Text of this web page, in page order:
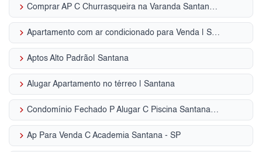
keyboard_arrow_right Comprar AP C Churrasqueira na Varanda Santana - SP
keyboard_arrow_right Apartamento com ar condicionado para Venda | Santana
keyboard_arrow_right Aptos Alto Padrão| Santana
keyboard_arrow_right Alugar Apartamento no térreo | Santana
keyboard_arrow_right Condomínio Fechado P Alugar C Piscina Santana - SP
keyboard_arrow_right Ap Para Venda C Academia Santana - SP